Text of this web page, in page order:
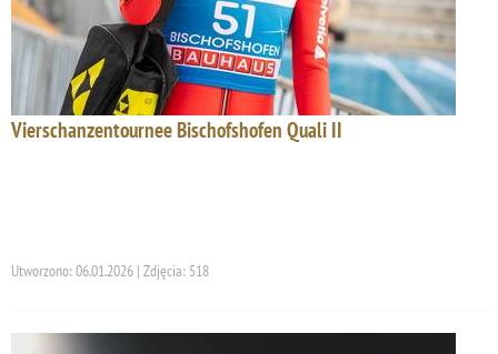
Vierschanzentournee Bischofshofen Quali II
Utworzono: 06.01.2026 | Zdjęcia: 518